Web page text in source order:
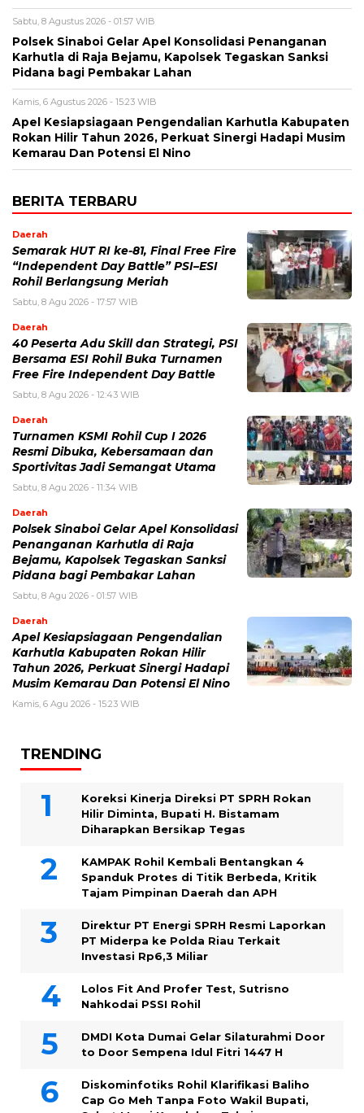
Sabtu, 8 Agustus 2026 - 01:57 WIB
Polsek Sinaboi Gelar Apel Konsolidasi Penanganan
Karhutla di Raja Bejamu, Kapolsek Tegaskan Sanksi
Pidana bagi Pembakar Lahan
Kamis, 6 Agustus 2026 - 15:23 WIB
Apel Kesiapsiagaan Pengendalian Karhutla Kabupaten
Rokan Hilir Tahun 2026, Perkuat Sinergi Hadapi Musim
Kemarau Dan Potensi El Nino
BERITA TERBARU
Daerah
Semarak HUT RI ke-81, Final Free Fire
“Independent Day Battle” PSI–ESI
Rohil Berlangsung Meriah
Sabtu, 8 Agu 2026 - 17:57 WIB
Daerah
40 Peserta Adu Skill dan Strategi, PSI
Bersama ESI Rohil Buka Turnamen
Free Fire Independent Day Battle
Sabtu, 8 Agu 2026 - 12:43 WIB
Daerah
Turnamen KSMI Rohil Cup I 2026
Resmi Dibuka, Kebersamaan dan
Sportivitas Jadi Semangat Utama
Sabtu, 8 Agu 2026 - 11:34 WIB
Daerah
Polsek Sinaboi Gelar Apel Konsolidasi
Penanganan Karhutla di Raja
Bejamu, Kapolsek Tegaskan Sanksi
Pidana bagi Pembakar Lahan
Sabtu, 8 Agu 2026 - 01:57 WIB
Daerah
Apel Kesiapsiagaan Pengendalian
Karhutla Kabupaten Rokan Hilir
Tahun 2026, Perkuat Sinergi Hadapi
Musim Kemarau Dan Potensi El Nino
Kamis, 6 Agu 2026 - 15:23 WIB
TRENDING
Koreksi Kinerja Direksi PT SPRH Rokan
Hilir Diminta, Bupati H. Bistamam
Diharapkan Bersikap Tegas
KAMPAK Rohil Kembali Bentangkan 4
Spanduk Protes di Titik Berbeda, Kritik
Tajam Pimpinan Daerah dan APH
Direktur PT Energi SPRH Resmi Laporkan
PT Miderpa ke Polda Riau Terkait
Investasi Rp6,3 Miliar
Lolos Fit And Profer Test, Sutrisno
Nahkodai PSSI Rohil
DMDI Kota Dumai Gelar Silaturahmi Door
to Door Sempena Idul Fitri 1447 H
Diskominfotiks Rohil Klarifikasi Baliho
Cap Go Meh Tanpa Foto Wakil Bupati,